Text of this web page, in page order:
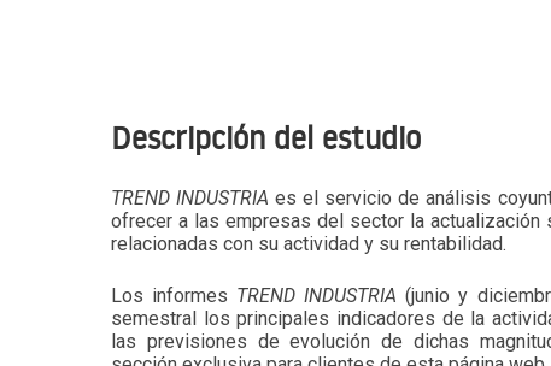
Descripción del estudio
TREND INDUSTRIA es el servicio de análisis
ofrecer a las empresas del sector la
relacionadas con su actividad y su rentabilidad.
Los informes TREND INDUSTRIA (junio y
semestral los principales indicadores de la
las previsiones de evolución de dichas